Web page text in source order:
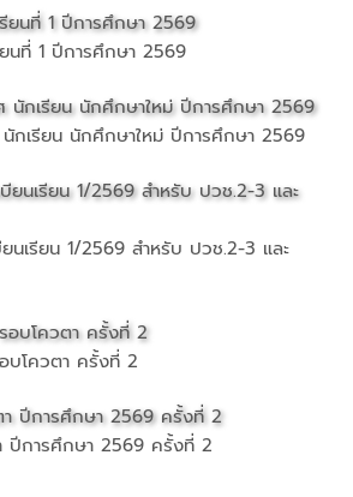
นที่ 1 ปีการศึกษา 2569
กเรียน นักศึกษาใหม่ ปีการศึกษา 2569
นเรียน 1/2569 สำหรับ ปวช.2-3 และ
บโควตา ครั้งที่ 2
ปีการศึกษา 2569 ครั้งที่ 2